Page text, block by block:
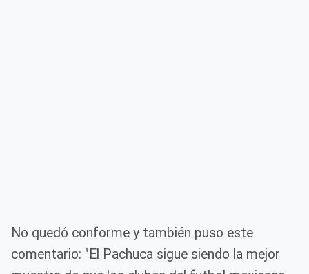
No quedó conforme y también puso este
comentario: "El Pachuca sigue siendo la mejor